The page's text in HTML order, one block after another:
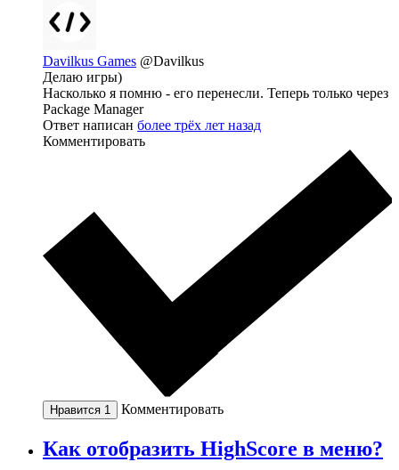
Davilkus Games @Davilkus
Делаю игры)
Насколько я помню - его перенесли. Теперь только через
Package Manager
Ответ написан более трёх лет назад
Комментировать
Нравится 1 Комментировать
Как отобразить HighScore в меню?